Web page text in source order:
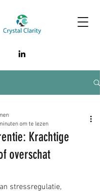
Krachtige
overschat
om te lezen
stressregulatie,